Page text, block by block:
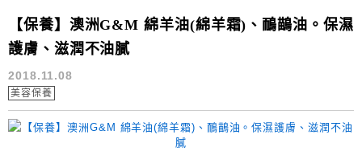
【保養】澳洲G&M 綿羊油(綿羊霜)、鴯鶓油。保濕
護膚、滋潤不油膩
2018.11.08
美容保養